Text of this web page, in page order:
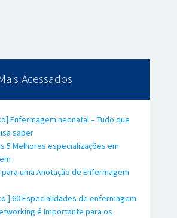
Acessados
Enfermagem neonatal – Tudo que
saber
5 Melhores especializações em
para uma Anotação de Enfermagem
] 60 Especialidades de enfermagem
é Importante para os